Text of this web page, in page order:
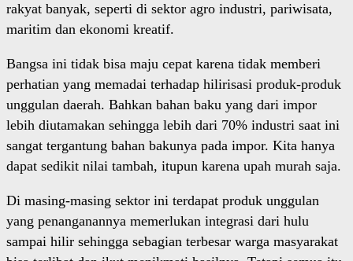
rakyat banyak, seperti di sektor agro industri, pariwisata,
maritim dan ekonomi kreatif.
Bangsa ini tidak bisa maju cepat karena tidak memberi
perhatian yang memadai terhadap hilirisasi produk-produk
unggulan daerah. Bahkan bahan baku yang dari impor
lebih diutamakan sehingga lebih dari 70% industri saat ini
sangat tergantung bahan bakunya pada impor. Kita hanya
dapat sedikit nilai tambah, itupun karena upah murah saja.
Di masing-masing sektor ini terdapat produk unggulan
yang penanganannya memerlukan integrasi dari hulu
sampai hilir sehingga sebagian terbesar warga masyarakat